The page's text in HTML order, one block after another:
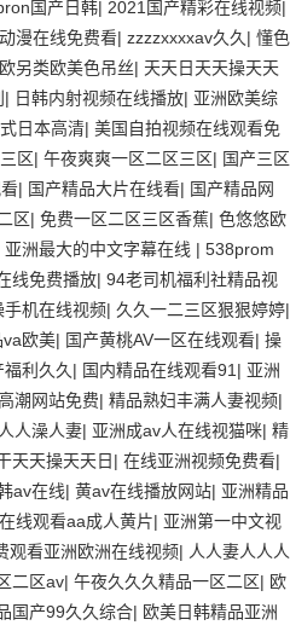
国产日韩| 2021国产精彩在线视频|
漫在线免费看| zzzzxxxxav久久 | 懂色
另类欧美色吊丝| 天天日天天操天天
| 日韩内射视频在线播放| 亚洲欧美综
日本高清| 美国自拍视频在线观看免
区| 午夜爽爽一区二区三区| 国产三区
| 国产精品大片在线看| 国产精品网
区| 免费一区二区三区香蕉| 色悠悠欧
亚洲最大的中文字幕在线 | 538prom
线免费播放| 94老司机福利社精品视
手机在线视频| 久久一二三区狠狠婷婷|
va欧美| 国产黄桃AV一区在线观看| 操
利久久 | 国内精品在线观看91 | 亚洲
潮网站免费| 精品熟妇丰满人妻视频|
人澡人妻| 亚洲成av人在线视猫咪| 精
天天操天天日 | 在线亚洲视频免费看|
av在线| 黄av在线播放网站| 亚洲精品
在线观看aa成人黄片| 亚洲第一中文视
观看亚洲欧洲在线视频| 人人妻人人人
二区av| 午夜久久久精品一区二区| 欧
国产99久久综合| 欧美日韩精品亚洲